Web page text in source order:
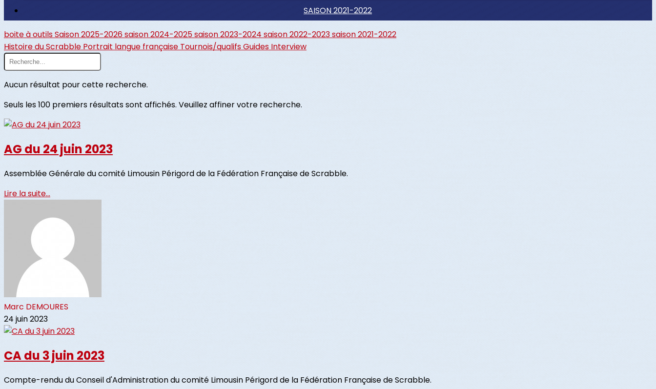
SAISON 2021-2022
boite à outilsSaison 2025-2026saison 2024-2025saison 2023-2024 saison 2022-2023saison 2021-2022
Histoire du Scrabble Portrait langue française Tournois/qualifsGuides Interview
Aucun résultat pour cette recherche.
Seuls les 100 premiers résultats sont affichés. Veuillez affiner votre recherche.
AG du 24 juin 2023
Assemblée Générale du comité Limousin Périgord de la Fédération Française de Scrabble.
Lire la suite...
Marc DEMOURES
24 juin 2023
CA du 3 juin 2023
Compte-rendu du Conseil d'Administration du comité Limousin Périgord de la Fédération Française de Scrabble.